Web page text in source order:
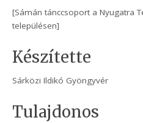
[Sámán tánccsoport a Nyugatra
településen]
Készítette
Sárközi Ildikó Gyöngyvér
Tulajdonos